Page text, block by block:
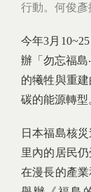
行動。何俊彥
今年3月
辦「勿忘福島
的犧牲與重
碳的能源轉型
日本福島核
里內的居民
在漫長的產